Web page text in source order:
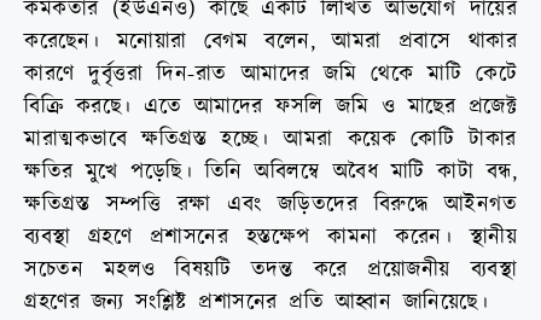
কর্মকর্তার (ইউএনও) কাছে একটি লিখিত অভিযোগ দায়ের
করেছেন। মনোয়ারা বেগম বলেন, আমরা প্রবাসে থাকার
কারণে দুর্বৃত্তরা দিন-রাত আমাদের জমি থেকে মাটি কেটে
বিক্রি করছে। এতে আমাদের ফসলি জমি ও মাছের প্রজেক্ট
মারাত্মকভাবে ক্ষতিগ্রস্ত হচ্ছে। আমরা কয়েক কোটি টাকার
ক্ষতির মুখে পড়েছি। তিনি অবিলম্বে অবৈধ মাটি কাটা বন্ধ,
ক্ষতিগ্রস্ত সম্পত্তি রক্ষা এবং জড়িতদের বিরুদ্ধে আইনগত
ব্যবস্থা গ্রহণে প্রশাসনের হস্তক্ষেপ কামনা করেন। স্থানীয়
সচেতন মহলও বিষয়টি তদন্ত করে প্রয়োজনীয় ব্যবস্থা
গ্রহণের জন্য সংশ্লিষ্ট প্রশাসনের প্রতি আহ্বান জানিয়েছে।